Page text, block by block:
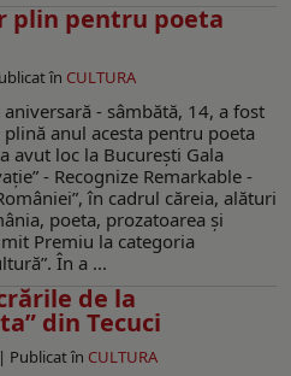
plin pentru poeta
în CULTURA
- sâmbătă, 14, a fost
anul acesta pentru poeta
avut loc la București Gala
- Recognize Remarkable -
în cadrul căreia, alături
poeta, prozatoarea și
Premiu la categoria
În a ...
de la
din Tecuci
Publicat în CULTURA